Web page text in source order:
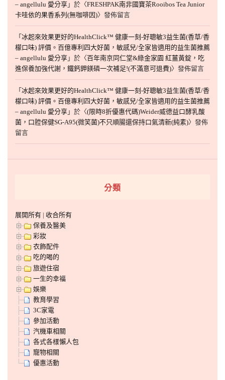
– angellulu 愛分享 」於〈FRESHPAK南非國寶茶Rooibos Tea Junior
卡哇依的果香系列(無咖啡因)〉發佈留言
「 冰起來效果更好的HealthClick™ 健康一刻-好聰敏3益生菌(香草/香
檬口味) 評價。百億專利四大好菌，敏感兒/全家皆適用的益生菌推薦
– angellulu 愛分享 」於〈百年南京同仁堂&綠金家園 紅薑黃錠，吃
進保養加強代謝，鐵鈣鉀鎂磷一次補足!(不滿意可退費)〉發佈留言
「 冰起來效果更好的HealthClick™ 健康一刻-好聰敏3益生菌(香草/香
檬口味) 評價。百億專利四大好菌，敏感兒/全家皆適用的益生菌推薦
– angellulu 愛分享 」於〈(限時8折優惠代碼)Weider威德益口酵乳酸
菌，口腔保健SG-A95(微笑菌)不只順腸還保持口氣清新(純素)〉發佈
留言
分類
展開所有 | 收合所有
保養及醫美
彩妝
衣飾配件
吃的喝的
旅遊住宿
一生的幸福
娛樂
教育學習
3C家電
參加活動
汽機車相關
各式各樣懶人包
寵物相關
優惠活動